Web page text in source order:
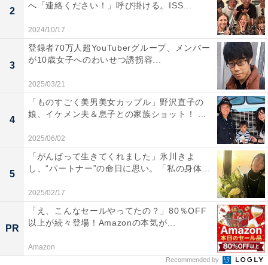
2
へ「連絡ください！」呼び掛ける。ISS...
2024/10/17
3
登録者70万人超YouTuberグループ、メンバー
が10歳女子へのわいせつ誘拐容...
2025/03/21
4
「ものすごく美男美女カップル」野沢直子の
娘、イケメン夫＆息子との家族ショット！ ...
2025/06/02
5
「がんばって生きてくれました」氷川きよ
し、“パートナー”の命日に思い。「私の身体...
2025/02/17
PR
「え、こんなセールやってたの？」80％OFF
以上が続々登場！Amazonの本気が...
Amazon
Recommended by